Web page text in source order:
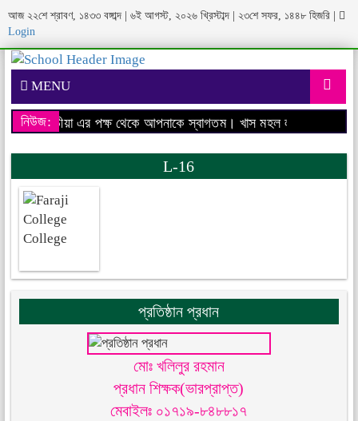
আজ ২২শে শ্রাবণ, ১৪৩৩ বঙ্গাব্দ | ৬ই আগস্ট, ২০২৬ খ্রিস্টাব্দ | ২৩শে সফর, ১৪৪৮ হিজরি
Login
MENU
নিউজ: খাস মহল লতীফ
মঠবাড়ীয়া এর পক্ষ থেকে আপনাকে স্বাগতম।
L-16
প্রতিষ্ঠান প্রধান
মোঃ খলিলুর রহমান
প্রধান শিক্ষক(ভারপ্রাপ্ত)
মেবাইলঃ ০১৭১৯-৮৪৮৮১৭